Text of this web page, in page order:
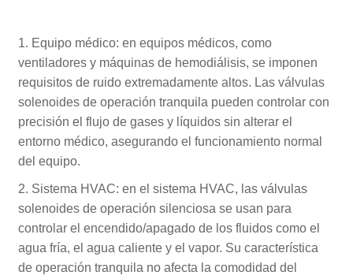
1. Equipo médico: en equipos médicos, como
ventiladores y máquinas de hemodiálisis, se imponen
requisitos de ruido extremadamente altos. Las válvulas
solenoides de operación tranquila pueden controlar con
precisión el flujo de gases y líquidos sin alterar el
entorno médico, asegurando el funcionamiento normal
del equipo.
2. Sistema HVAC: en el sistema HVAC, las válvulas
solenoides de operación silenciosa se usan para
controlar el encendido/apagado de los fluidos como el
agua fría, el agua caliente y el vapor. Su característica
de operación tranquila no afecta la comodidad del